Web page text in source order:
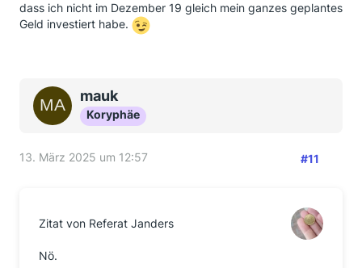
dass ich nicht im Dezember 19 gleich mein ganzes geplantes
Geld investiert habe.
mauk
Koryphäe
13. März 2025 um 12:57 #11
Zitat von Referat Janders
Nö.